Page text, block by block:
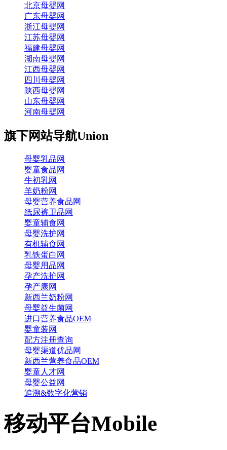
北京母婴网
广东母婴网
浙江母婴网
江苏母婴网
福建母婴网
湖南母婴网
江西母婴网
四川母婴网
陕西母婴网
山东母婴网
河南母婴网
旗下网站导航Union
母婴乳品网
婴童食品网
牛初乳网
羊奶粉网
母婴营养食品网
纸尿裤卫品网
婴童辅食网
母婴洗护网
有机辅食网
乳铁蛋白网
母婴用品网
孕产洗护网
孕产康网
新西兰奶粉网
母婴益生菌网
进口营养食品OEM
婴童装网
配方注册查询
母婴渠道优品网
新西兰营养食品OEM
婴童人才网
母婴公益网
追溯&数字化营销
移动平台Mobile